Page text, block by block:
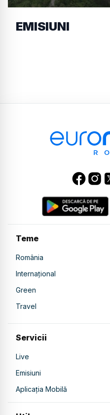
EMISIUNI
Teme
România
Internațional
Green
Travel
Servicii
Live
Emisiuni
Aplicația Mobilă